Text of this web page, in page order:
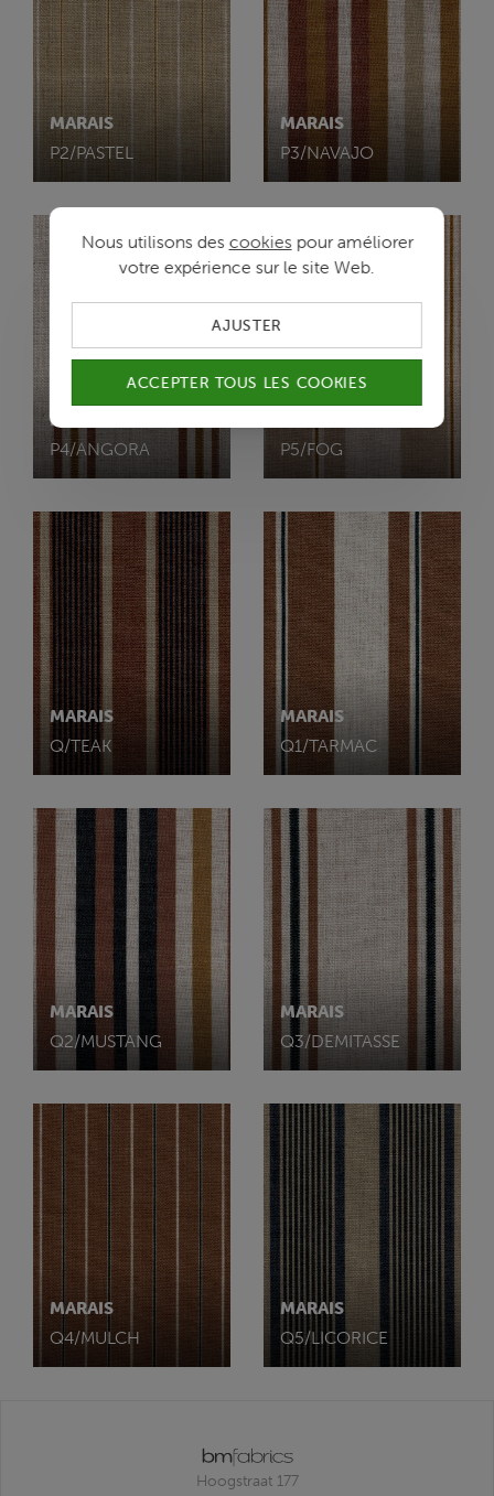
MARAIS
P2/PASTEL
MARAIS
P3/NAVAJO
MARAIS
P4/ANGORA
P5/FOG
MARAIS
Q/TEAK
MARAIS
Q1/TARMAC
MARAIS
Q2/MUSTANG
MARAIS
Q3/DEMITASSE
MARAIS
Q4/MULCH
MARAIS
Q5/LICORICE
Hoogstraat 177
Nous utilisons des cookiespour améliorer
votre expérience sur le site Web.
AJUSTER
ACCEPTER TOUS LES COOKIES